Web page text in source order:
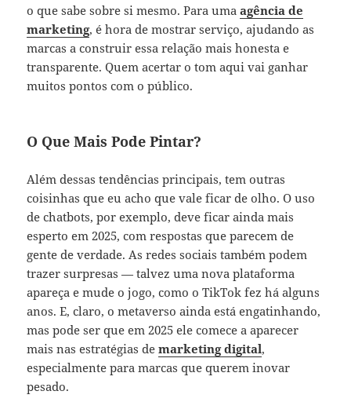
o que sabe sobre si mesmo. Para umaagência de
marketing, é hora de mostrar serviço, ajudando as
marcas a construir essa relação mais honesta e
transparente. Quem acertar o tom aqui vai ganhar
muitos pontos com o público.
O Que Mais Pode Pintar?
Além dessas tendências principais, tem outras
coisinhas que eu acho que vale ficar de olho. O uso
de chatbots, por exemplo, deve ficar ainda mais
esperto em 2025, com respostas que parecem de
gente de verdade. As redes sociais também podem
trazer surpresas — talvez uma nova plataforma
apareça e mude o jogo, como o TikTok fez há alguns
anos. E, claro, o metaverso ainda está engatinhando,
mas pode ser que em 2025 ele comece a aparecer
mais nas estratégias demarketing digital,
especialmente para marcas que querem inovar
pesado.